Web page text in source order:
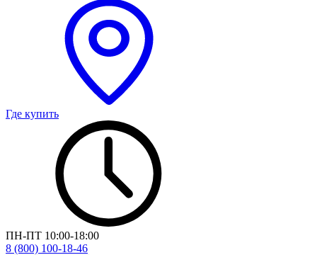
Где купить
ПН-ПТ 10:00-18:00
8 (800) 100-18-46